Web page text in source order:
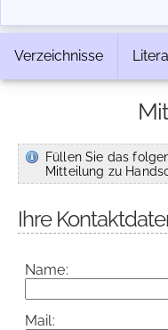
Verzeichnisse
Füllen Sie das
Mitteilung zu
Ihre
Name:
Mail: